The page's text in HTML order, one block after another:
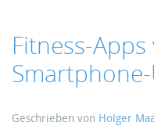
Fitness-
Geschrieben von Holger